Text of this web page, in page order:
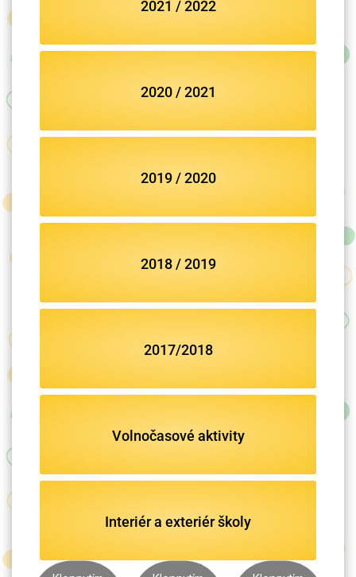
2021 / 2022
2020 / 2021
2019 / 2020
2018 / 2019
2017/2018
Volnočasové aktivity
Interiér a exteriér školy